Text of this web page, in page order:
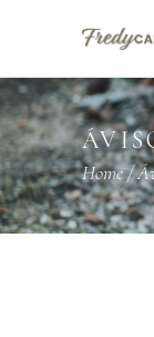
Home/